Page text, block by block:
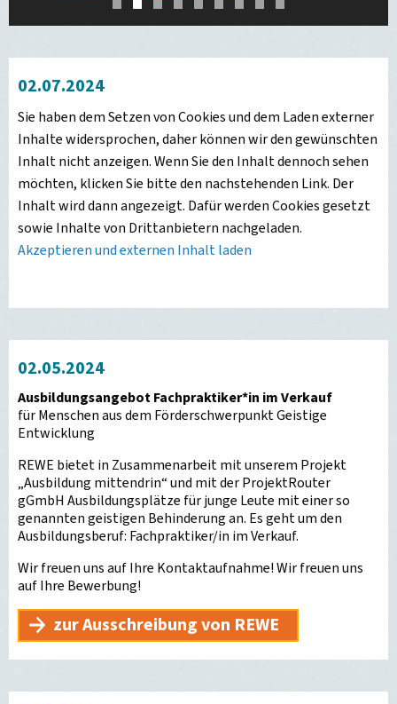
1 2 3 4 5 6 7 8 9
02.07.2024
Sie haben dem Setzen von Cookies und dem Laden externer
Inhalte widersprochen, daher können wir den gewünschten
Inhalt nicht anzeigen. Wenn Sie den Inhalt dennoch sehen
möchten, klicken Sie bitte den nachstehenden Link. Der
Inhalt wird dann angezeigt. Dafür werden Cookies gesetzt
sowie Inhalte von Drittanbietern nachgeladen.
Akzeptieren und externen Inhalt laden
02.05.2024
Ausbildungsangebot Fachpraktiker*in im Verkauf
für Menschen aus dem Förderschwerpunkt Geistige
Entwicklung
REWE bietet in Zusammenarbeit mit unserem Projekt
„Ausbildung mittendrin“ und mit der ProjektRouter
gGmbH Ausbildungsplätze für junge Leute mit einer so
genannten geistigen Behinderung an. Es geht um den
Ausbildungsberuf: Fachpraktiker/in im Verkauf.
Wir freuen uns auf Ihre Kontaktaufnahme! Wir freuen uns
auf Ihre Bewerbung!
zur Ausschreibung von REWE